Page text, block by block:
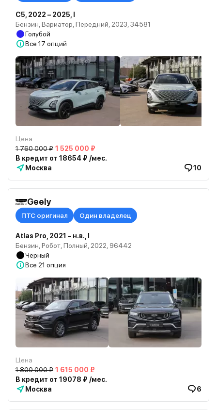
C5, 2022 – 2025, I
Бензин, Вариатор, Передний, 2023, 34581
Голубой
Все 17 опций
Цена
1 760 000 ₽ 1 525 000 ₽
В кредит от 18654 ₽ /мес.
Москва
10
Geely
ПТС оригинал Один владелец
Atlas Pro, 2021 – н.в., I
Бензин, Робот, Полный, 2022, 96442
Чёрный
Все 21 опция
Цена
1 800 000 ₽ 1 615 000 ₽
В кредит от 19078 ₽ /мес.
Москва
6